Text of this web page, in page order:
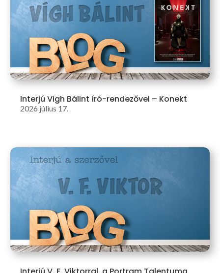
Interjú Vigh Bálint író-rendezővel – Konekt
2026 július 17.